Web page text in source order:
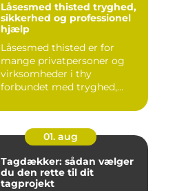
Låsesmed thisted tryghed,
sikkerhed og professionel
hjælp
Låsesmed thisted er for
mange privatpersoner og
virksomheder i thy
forbundet med tryghed,
01. aug
Tagdækker: sådan vælger
du den rette til dit
tagprojekt